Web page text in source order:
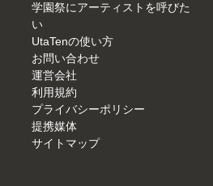
学園祭にアーティストを呼びた
い
UtaTenの使い方
お問い合わせ
運営会社
利用規約
プライバシーポリシー
提携媒体
サイトマップ